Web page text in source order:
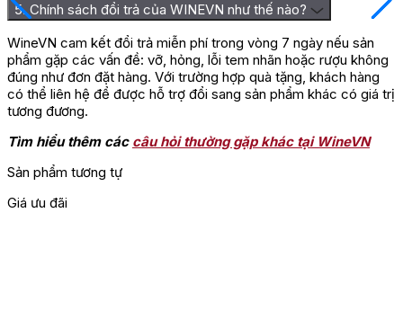
5. Chính sách đổi trả của WINEVN như thế nào?
WineVN cam kết đổi trả miễn phí trong vòng 7 ngày nếu sản
phẩm gặp các vấn đề: vỡ, hỏng, lỗi tem nhãn hoặc rượu không
đúng như đơn đặt hàng. Với trường hợp quà tặng, khách hàng
có thể liên hệ để được hỗ trợ đổi sang sản phẩm khác có giá trị
tương đương.
Tìm hiểu thêm các câu hỏi thường gặp khác tại WineVN
Sản phẩm tương tự
Giá ưu đãi